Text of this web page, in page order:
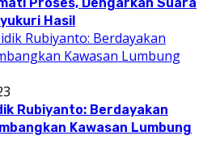
Hasil
Rubiyanto: Berdayakan
Kawasan Lumbung